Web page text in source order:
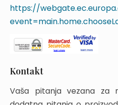
https://
Kontakt
Vaša pitanja vezana za